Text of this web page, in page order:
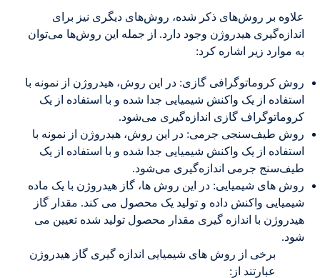
علاوه بر روش‌های ذکر شده، روش‌های دیگری نیز برای
اندازه‌گیری هیدروژن وجود دارد. از جمله این روش‌ها می‌توان
به موارد زیر اشاره کرد:
روش کروماتوگرافی گازی: در این روش، هیدروژن از نمونه با
استفاده از یک واکنش شیمیایی جدا شده و با استفاده از یک
کروماتوگراف گازی اندازه‌گیری می‌شود.
روش طیف‌سنجی جرمی: در این روش، هیدروژن از نمونه با
استفاده از یک واکنش شیمیایی جدا شده و با استفاده از یک
طیف‌سنج جرمی اندازه‌گیری می‌شود.
روش های شیمیایی: در این روش ها، گاز هیدروژن با یک ماده
شیمیایی واکنش داده و تولید یک محصول می کند. مقدار گاز
هیدروژن با اندازه گیری مقدار محصول تولید شده تعیین می
شود.
برخی از روش های شیمیایی اندازه گیری گاز هیدروژن
عبارتند از: